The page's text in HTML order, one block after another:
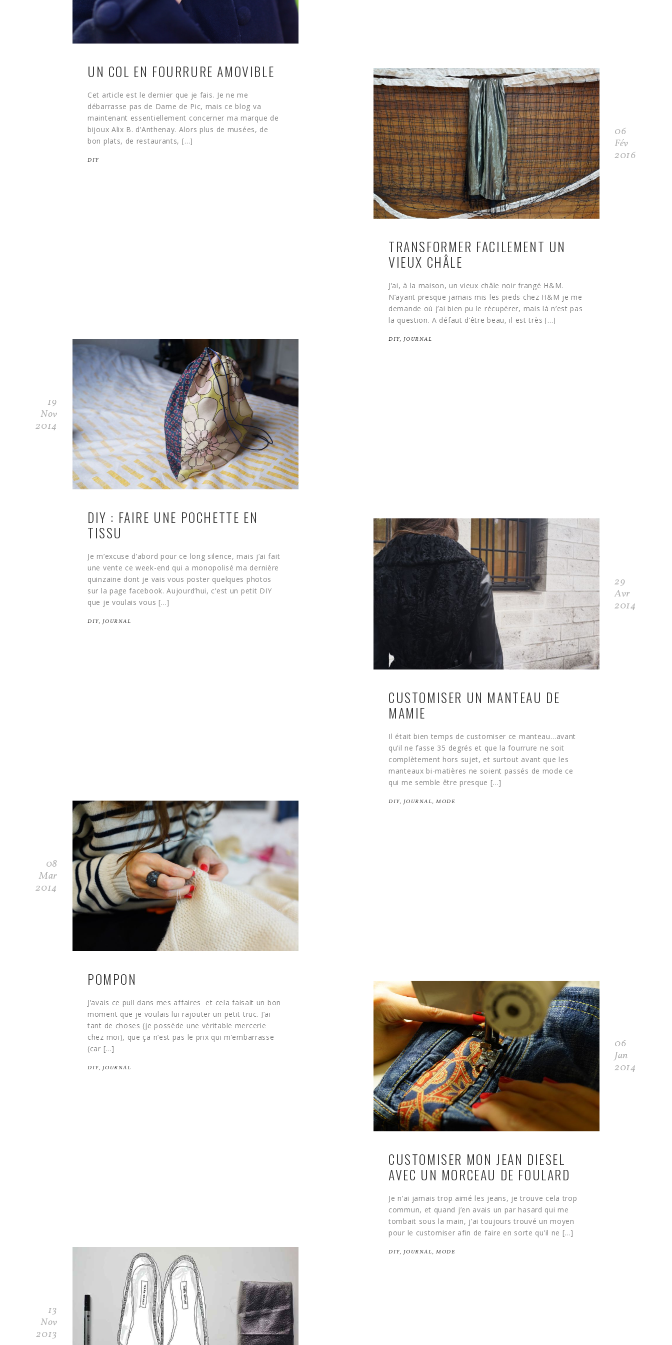
UN COL EN FOURRURE AMOVIBLE
Cet article est le dernier que je fais. Je ne me
débarrasse pas de Dame de Pic, mais ce blog va
maintenant essentiellement concerner ma marque de
bijoux Alix B. d’Anthenay. Alors plus de musées, de
bon plats, de restaurants, […]
DIY
06
Fév
2016
TRANSFORMER FACILEMENT UN
VIEUX CHÂLE
J’ai, à la maison, un vieux châle noir frangé H&M.
N’ayant presque jamais mis les pieds chez H&M je me
demande où j’ai bien pu le récupérer, mais là n’est pas
la question. A défaut d’être beau, il est très […]
DIY,JOURNAL
19
Nov
2014
DIY : FAIRE UNE POCHETTE EN
TISSU
Je m’excuse d’abord pour ce long silence, mais j’ai fait
une vente ce week-end qui a monopolisé ma dernière
quinzaine dont je vais vous poster quelques photos
sur la page facebook. Aujourd’hui, c’est un petit DIY
que je voulais vous […]
DIY,JOURNAL
29
Avr
2014
CUSTOMISER UN MANTEAU DE
MAMIE
Il était bien temps de customiser ce manteau…avant
qu’il ne fasse 35 degrés et que la fourrure ne soit
complètement hors sujet, et surtout avant que les
manteaux bi-matières ne soient passés de mode ce
qui me semble être presque […]
DIY,JOURNAL,MODE
08
Mar
2014
POMPON
J’avais ce pull dans mes affaires et cela faisait un bon
moment que je voulais lui rajouter un petit truc. J’ai
tant de choses (je possède une véritable mercerie
chez moi), que ça n’est pas le prix qui m’embarrasse
(car […]
DIY,JOURNAL
06
Jan
2014
CUSTOMISER MON JEAN DIESEL
AVEC UN MORCEAU DE FOULARD
Je n’ai jamais trop aimé les jeans, je trouve cela trop
commun, et quand j’en avais un par hasard qui me
tombait sous la main, j’ai toujours trouvé un moyen
pour le customiser afin de faire en sorte qu’il ne […]
DIY,JOURNAL,MODE
13
Nov
2013